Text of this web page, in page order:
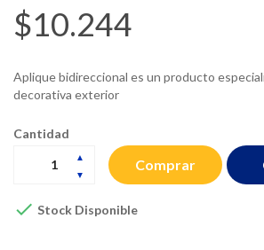
$10.244
Aplique bidireccional es un producto
decorativa exterior
Cantidad
Comprar
 Stock Disponible